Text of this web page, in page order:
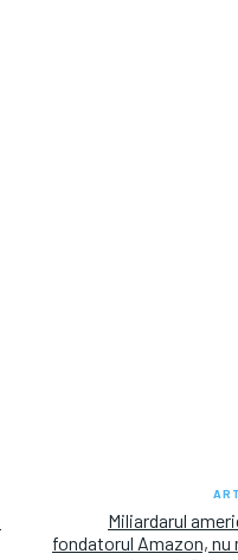
Miliardarul
fondatorul Amazon, nu